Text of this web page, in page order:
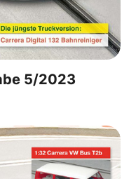
5/2023